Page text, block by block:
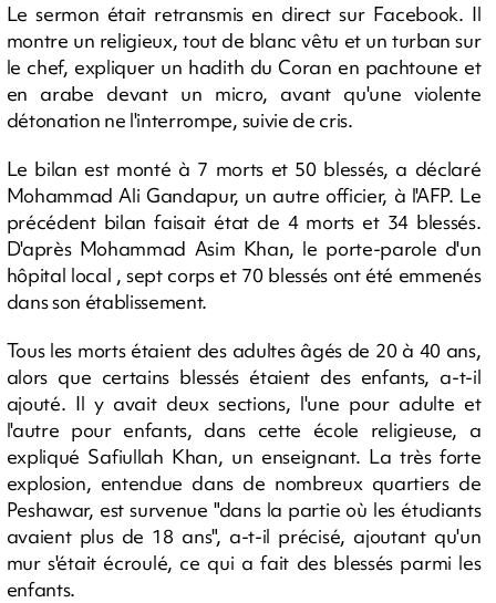
Le sermon était retransmis en direct sur Facebook. Il
montre un religieux, tout de blanc vêtu et un turban sur
le chef, expliquer un hadith du Coran en pachtoune et
en arabe devant un micro, avant qu'une violente
détonation ne l'interrompe, suivie de cris.
Le bilan est monté à 7 morts et 50 blessés, a déclaré
Mohammad Ali Gandapur, un autre officier, à l'AFP. Le
précédent bilan faisait état de 4 morts et 34 blessés.
D'après Mohammad Asim Khan, le porte-parole d'un
hôpital local , sept corps et 70 blessés ont été emmenés
dans son établissement.
Tous les morts étaient des adultes âgés de 20 à 40 ans,
alors que certains blessés étaient des enfants, a-t-il
ajouté. Il y avait deux sections, l'une pour adulte et
l'autre pour enfants, dans cette école religieuse, a
expliqué Safiullah Khan, un enseignant. La très forte
explosion, entendue dans de nombreux quartiers de
Peshawar, est survenue "dans la partie où les étudiants
avaient plus de 18 ans", a-t-il précisé, ajoutant qu'un
mur s'était écroulé, ce qui a fait des blessés parmi les
enfants.